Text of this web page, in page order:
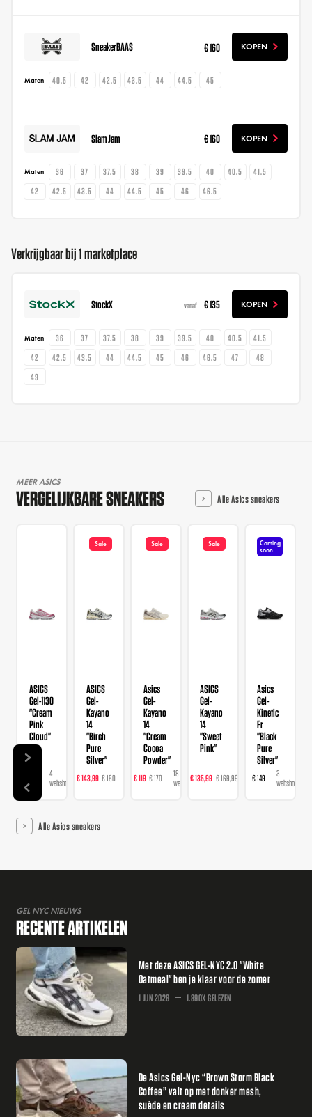
SneakerBAAS € 160 KOPEN
Maten 40.5 42 42.5 43.5 44 44.5 45
Slam Jam € 160 KOPEN
Maten 36 37 37.5 38 39 39.5 40 40.5
41.5
42
42.5 43.5 44 44.5 45 46 46.5
Verkrijgbaar bij 1 marketplace
StockX vanaf € 135 KOPEN
Maten 36 37 37.5 38 39 39.5 40 40.5
41.5
42
42.5 43.5 44 44.5 45 46 46.5 47
48
49
MEER ASICS
VERGELIJKBARE SNEAKERS Alle Asics sneakers
ASICS
Gel-1130
"Cream
Pink
Cloud"
4
webshops
Sale
ASICS
Gel-
Kayano
14
"Birch
Pure
Silver"
€ 143,99 € 160
webshops
Sale
Asics
Gel-
Kayano
14
"Cream
Cocoa
Powder"
€ 119 € 170
18
webshops
Sale
ASICS
Gel-
Kayano
14
"Sweet
Pink"
€ 135,99 € 169,99
23
webshops
Coming
soon
Asics
Gel-
Kinetic
Fr
"Black
Pure
Silver"
€ 149
3
webshops
Alle Asics sneakers
GEL NYC NIEUWS
RECENTE ARTIKELEN
Met deze ASICS GEL-NYC 2.0 "White
Oatmeal" ben je klaar voor de zomer
1 JUN 2026 1.890X GELEZEN
De Asics Gel-Nyc “Brown Storm Black
Coffee” valt op met donker mesh,
suède en cream details